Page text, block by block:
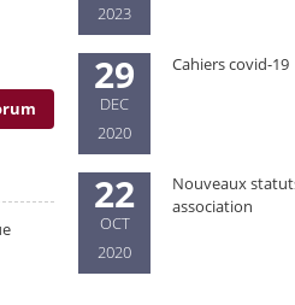
2023
29
DEC
2020
Cahiers covid-19
22
OCT
2020
Nouveaux
association